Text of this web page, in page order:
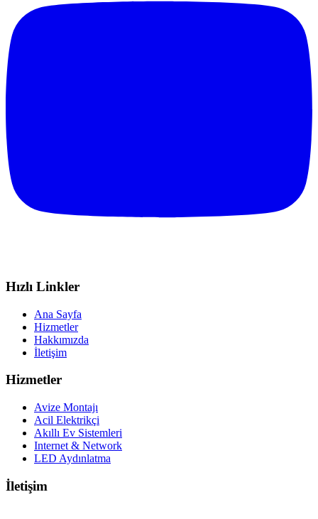
Hızlı Linkler
Ana Sayfa
Hizmetler
Hakkımızda
İletişim
Hizmetler
Avize Montajı
Acil Elektrikçi
Akıllı Ev Sistemleri
Internet & Network
LED Aydınlatma
İletişim